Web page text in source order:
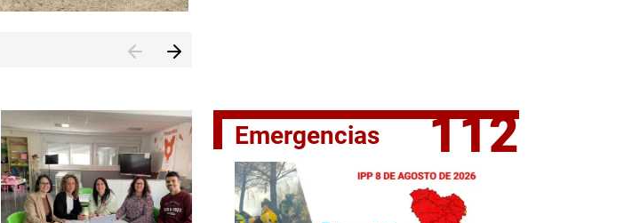
II Vuelta Ciclista CLM LEADER
Emergencias 112